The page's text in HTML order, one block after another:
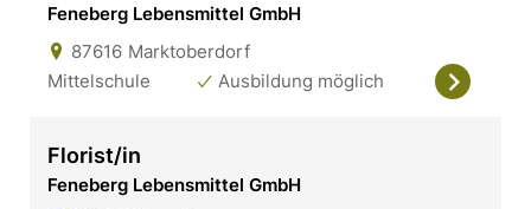
Feneberg Lebensmittel GmbH
87616 Marktoberdorf
Mittelschule
Ausbildung möglich
Florist/in
Feneberg Lebensmittel GmbH